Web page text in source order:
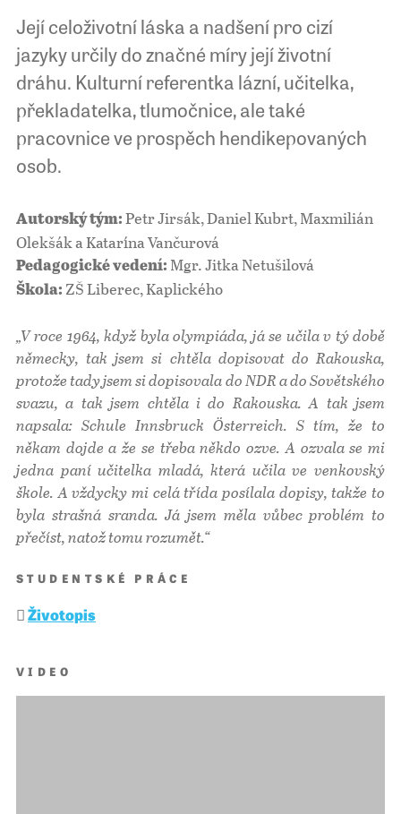
Její celoživotní láska a nadšení pro cizí
jazyky určily do značné míry její životní
dráhu. Kulturní referentka lázní, učitelka,
překladatelka, tlumočnice, ale také
pracovnice ve prospěch hendikepovaných
osob.
Autorský tým: Petr Jirsák, Daniel Kubrt, Maxmilián
Olekšák a Katarína Vančurová
Pedagogické vedení: Mgr. Jitka Netušilová
Škola: ZŠ Liberec, Kaplického
„V roce 1964, když byla olympiáda, já se učila v tý době
německy, tak jsem si chtěla dopisovat do Rakouska,
protože tady jsem si dopisovala do NDR a do Sovětského
svazu, a tak jsem chtěla i do Rakouska. A tak jsem
napsala: Schule Innsbruck Österreich. S tím, že to
někam dojde a že se třeba někdo ozve. A ozvala se mi
jedna paní učitelka mladá, která učila ve venkovský
škole. A vždycky mi celá třída posílala dopisy, takže to
byla strašná sranda. Já jsem měla vůbec problém to
přečíst, natož tomu rozumět.“
STUDENTSKÉ PRÁCE
Životopis
VIDEO